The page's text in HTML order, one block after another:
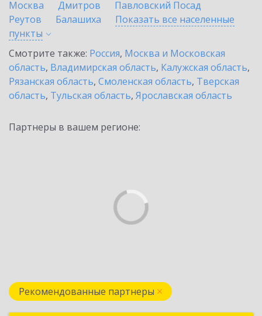
Москва
Дмитров
Павловский Посад
Реутов
Балашиха
Показать все населенные
пункты
Смотрите также: Россия, Москва и Московская
область, Владимирская область, Калужская область,
Рязанская область, Смоленская область, Тверская
область, Тульская область, Ярославская область
Партнеры в вашем регионе:
Рекомендованные партнеры